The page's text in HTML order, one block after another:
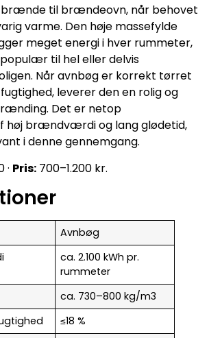
brænde til brændeovn, når behovet
varme. Den høje massefylde
meget energi i hver rummeter,
til hel eller delvis
Når avnbøg er korrekt tørret
leverer den en rolig og
Det er netop
høj brændværdi og lang glødetid,
i denne gennemgang.
· Pris: 700–1.200 kr.
Avnbøg
ca. 2.100 kWh pr.
rummeter
ca. 730–800 kg/m3
≤18 %